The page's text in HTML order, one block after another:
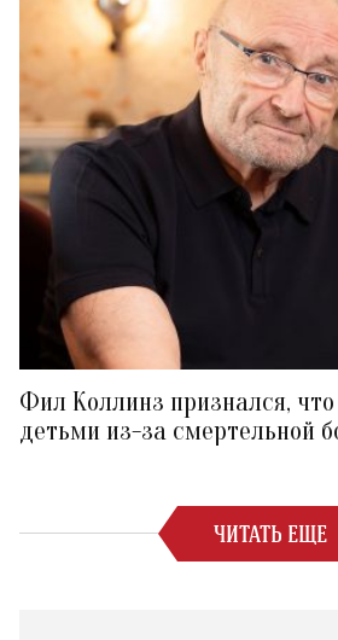
Фил Коллинз признался,
детьми из-за смертельной
ЧИТАТЬ ЕЩЕ